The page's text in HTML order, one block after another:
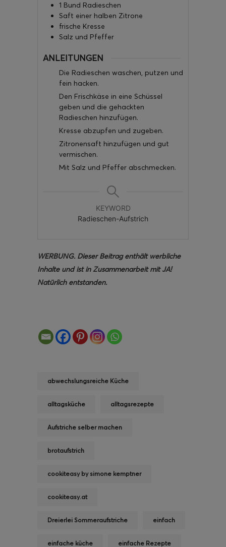
1 Bund Radieschen
Saft einer halben Zitrone
frische Kresse
Salz und Pfeffer
ANLEITUNGEN
Die Radieschen waschen, putzen und
fein hacken.
Den Frischkäse in eine Schüssel
geben und die gehackten
Radieschen hinzufügen.
Kresse abzupfen und zugeben.
Zitronensaft hinzufügen und gut
vermischen.
Mit Salz und Pfeffer abschmecken.
KEYWORD
Radieschen-Aufstrich
WERBUNG. Dieser Beitrag enthält werbliche
Inhalte und ist in Zusammenarbeit mit JA!
Natürlich entstanden.
abwechslungsreiche Küche
alltagsküche alltagsrezepte
Aufstriche selber machen
brotaufstrich
cookiteasy by simone kemptner
cookiteasy.at
Dreierlei Sommeraufstriche einfach
einfache küche einfache Rezepte